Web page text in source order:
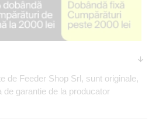
de Feeder Shop Srl, sunt originale,
de garantie de la producator